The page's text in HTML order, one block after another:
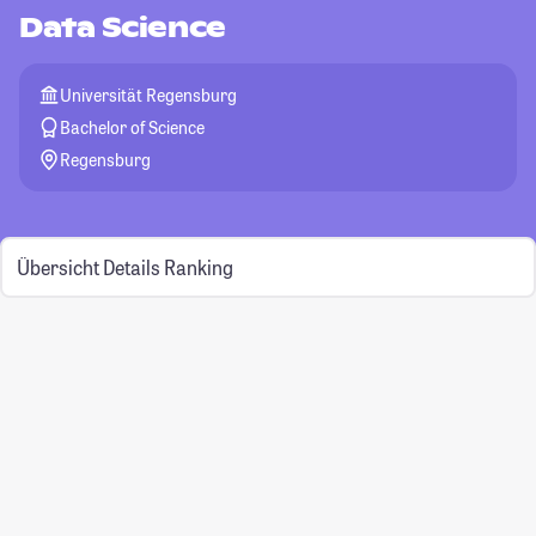
Data Science
Universität Regensburg
Bachelor of Science
Regensburg
Übersicht Details Ranking